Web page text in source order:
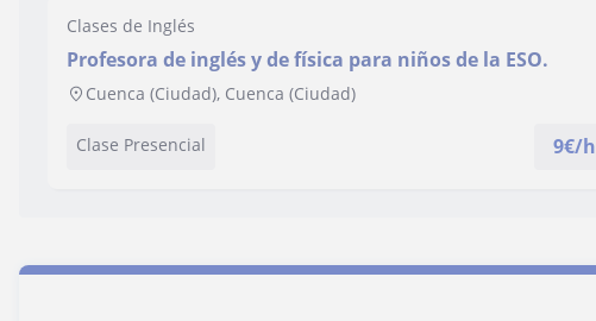
Clases de Inglés
Profesora de inglés y de física para niños de la ESO.
Cuenca (Ciudad), Cuenca (Ciudad)
Clase Presencial 9€/h